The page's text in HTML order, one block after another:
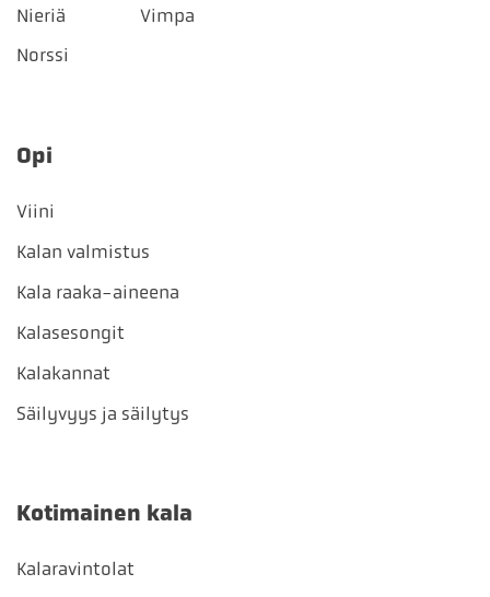
Nieriä
Norssi
Vimpa
Opi
Viini
Kalan valmistus
Kala raaka-aineena
Kalasesongit
Kalakannat
Säilyvyys ja säilytys
Kotimainen kala
Kalaravintolat